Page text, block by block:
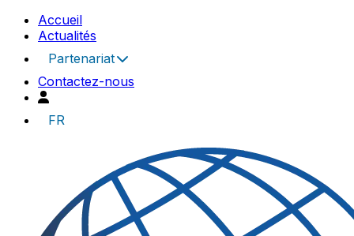
Accueil
Actualités
Partenariat
Contactez-nous
FR